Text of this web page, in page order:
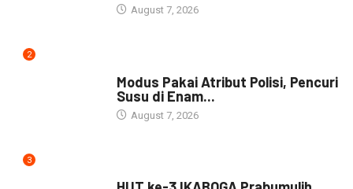
August 7, 2026
2
Modus Pakai Atribut Polisi, Pencuri
Susu di Enam...
August 7, 2026
3